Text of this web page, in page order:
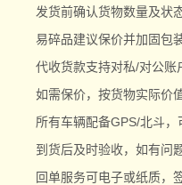
发货前确认货物数量及状
易碎品建议保价并加固包
代收货款支持对私/对公账
如需保价，按货物实际价
所有车辆配备GPS/北斗，
到货后及时验收，如有问
回单服务可电子或纸质，